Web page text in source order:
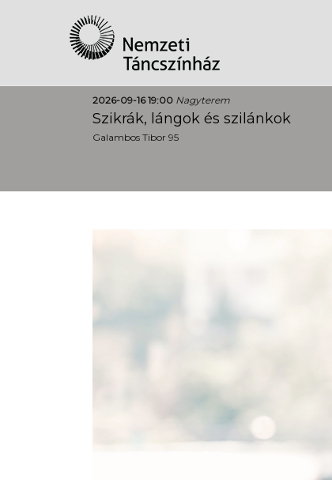
2026-09-16 19:00 Nagyterem
Szikrák, lángok és szilánkok
Galambos Tibor 95